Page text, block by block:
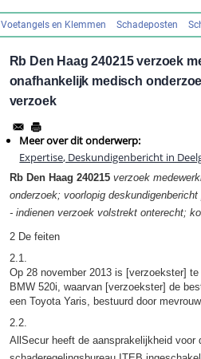
Voetangels en Klemmen Schadeposten
Rb Den Haag 240215 verzoek
onafhankelijk medisch
verzoek
Meer over dit onderwerp:
Expertise, Deskundigenbericht in
Rb Den Haag 240215 verzoek
onderzoek; voorlopig
- indienen verzoek volstrekt onterecht;
2 De feiten
2.1.
Op 28 november 2013 is [verzoekster]
BMW 520i, waarvan [verzoekster] de
een Toyota Yaris, bestuurd door
2.2.
AllSecur heeft de aansprakelijkheid